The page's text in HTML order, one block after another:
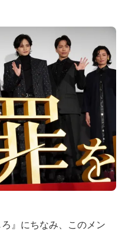
』にちなみ、このメン